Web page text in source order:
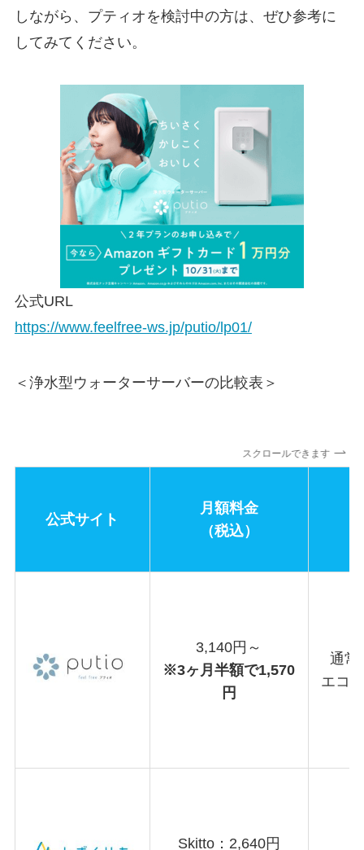
しながら、プティオを検討中の方は、ぜひ参考に
してみてください。
公式URL
https://www.feelfree-ws.jp/putio/lp01/
＜浄水型ウォーターサーバーの比較表＞
スクロールできます
公式サイト
月額料金
（税込）
3,140円～
※3ヶ月半額で1,570
円
通常
エコ
Skitto：2,640円